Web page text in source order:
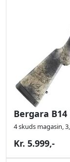
Bergara
4 skuds magasin,
Kr. 5.999,-